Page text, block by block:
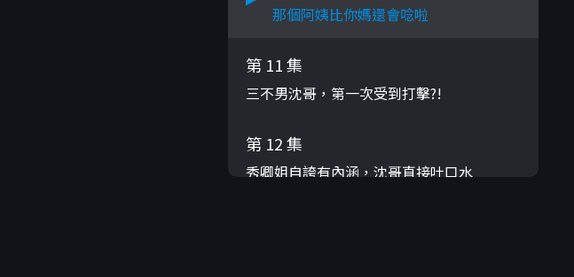
那個阿姨比你媽還會唸啦
第 11 集
三不男沈哥，第一次受到打擊?!
第 12 集
秀卿姐自誇有內涵，沈哥直接吐口水